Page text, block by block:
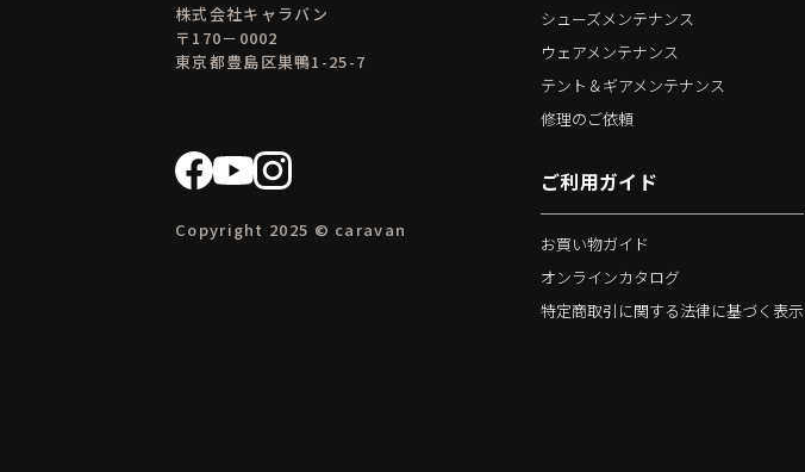
株式会社キャラバン
〒170－0002
東京都豊島区巣鴨1-25-7
Copyright 2025 © caravan
シューズメンテナンス
ウェアメンテナンス
テント＆ギアメンテナンス
修理のご依頼
ご利用ガイド
お買い物ガイド
オンラインカタログ
特定商取引に関する法律に基づく表示